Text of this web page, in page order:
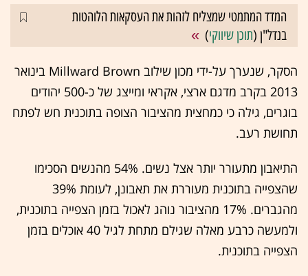
המדד המתמטי שמצליח לזהות את העסקאות הלוהטות
בנדל"ן (תוכן שיווקי)
הסקר, שנערך על-ידי מכון שילוב Millward Brown בינואר
2013 בקרב מדגם ארצי, אקראי ומייצג של כ-500 יהודים
בוגרים, גילה כי כמחצית מהציבור הצופה בתוכנית חש לפתח
תחושת רעב.
התיאבון מתעורר יותר אצל נשים. 54% מהנשים הסכימו
שהצפייה בתוכנית מעוררת את תאבונן, לעומת 39%
מהגברים. 17% מהציבור נוהג לאכול בזמן הצפייה בתוכנית,
ולמעשה כרבע מאלה שגילם מתחת לגיל 40 אוכלים בזמן
הצפייה בתוכנית.